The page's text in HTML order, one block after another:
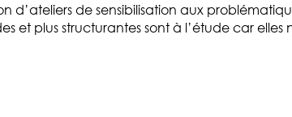
d’ateliers de sensibilisation aux
et plus structurantes sont à l’étude car